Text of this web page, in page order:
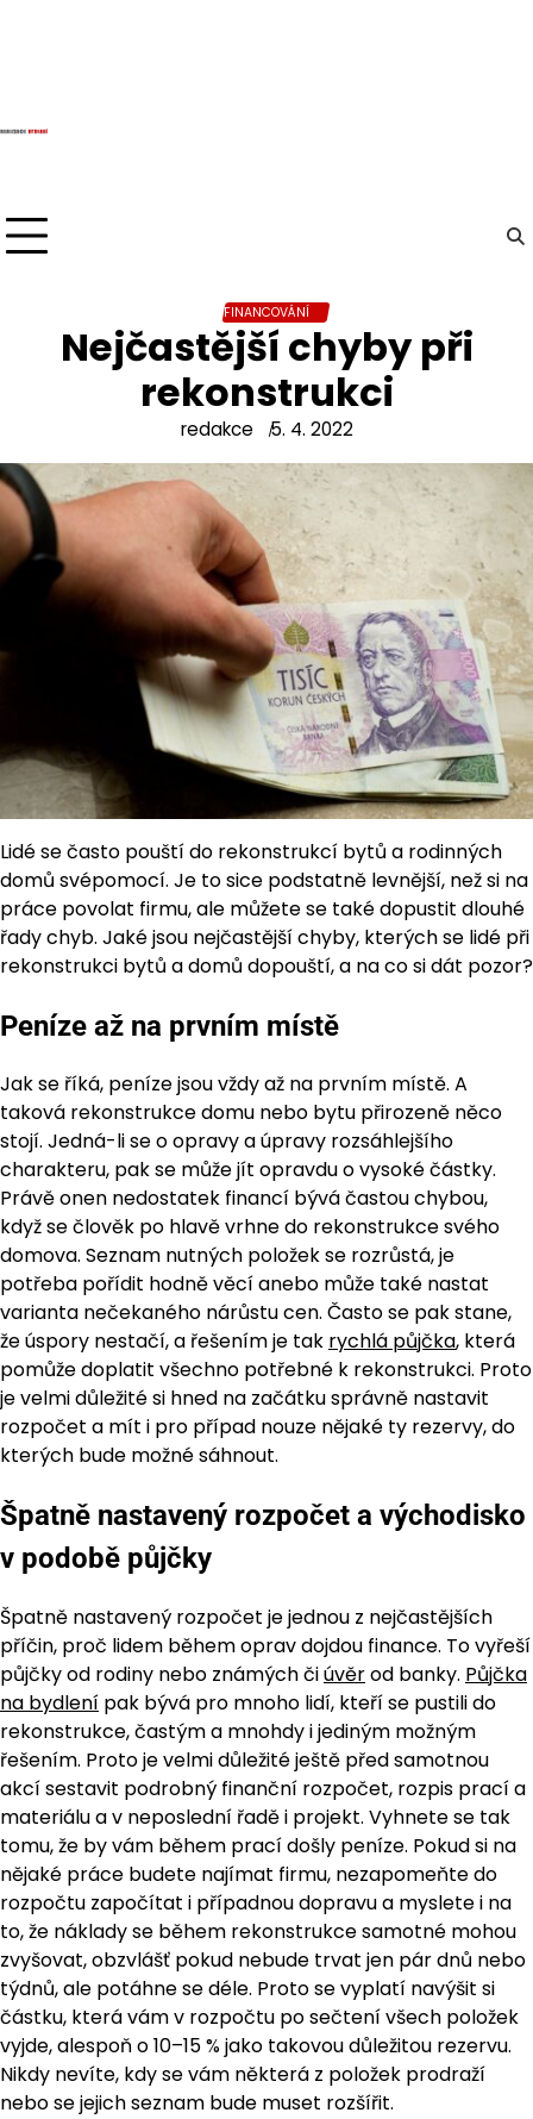
FINANCOVÁNÍ
Nejčastější chyby při
rekonstrukci
redakce 5. 4. 2022
Lidé se často pouští do rekonstrukcí bytů a rodinných
domů svépomocí. Je to sice podstatně levnější, než si na
práce povolat firmu, ale můžete se také dopustit dlouhé
řady chyb. Jaké jsou nejčastější chyby, kterých se lidé při
rekonstrukci bytů a domů dopouští, a na co si dát pozor?
Peníze až na prvním místě
Jak se říká, peníze jsou vždy až na prvním místě. A
taková rekonstrukce domu nebo bytu přirozeně něco
stojí. Jedná-li se o opravy a úpravy rozsáhlejšího
charakteru, pak se může jít opravdu o vysoké částky.
Právě onen nedostatek financí bývá častou chybou,
když se člověk po hlavě vrhne do rekonstrukce svého
domova. Seznam nutných položek se rozrůstá, je
potřeba pořídit hodně věcí anebo může také nastat
varianta nečekaného nárůstu cen. Často se pak stane,
že úspory nestačí, a řešením je tak rychlá půjčka, která
pomůže doplatit všechno potřebné k rekonstrukci. Proto
je velmi důležité si hned na začátku správně nastavit
rozpočet a mít i pro případ nouze nějaké ty rezervy, do
kterých bude možné sáhnout.
Špatně nastavený rozpočet a východisko
v podobě půjčky
Špatně nastavený rozpočet je jednou z nejčastějších
příčin, proč lidem během oprav dojdou finance. To vyřeší
půjčky od rodiny nebo známých čiúvěrod banky. Půjčka
na bydlení pak bývá pro mnoho lidí, kteří se pustili do
rekonstrukce, častým a mnohdy i jediným možným
řešením. Proto je velmi důležité ještě před samotnou
akcí sestavit podrobný finanční rozpočet, rozpis prací a
materiálu a v neposlední řadě i projekt. Vyhnete se tak
tomu, že by vám během prací došly peníze. Pokud si na
nějaké práce budete najímat firmu, nezapomeňte do
rozpočtu započítat i případnou dopravu a myslete i na
to, že náklady se během rekonstrukce samotné mohou
zvyšovat, obzvlášť pokud nebude trvat jen pár dnů nebo
týdnů, ale potáhne se déle. Proto se vyplatí navýšit si
částku, která vám v rozpočtu po sečtení všech položek
vyjde, alespoň o 10–15 % jako takovou důležitou rezervu.
Nikdy nevíte, kdy se vám některá z položek prodraží
nebo se jejich seznam bude muset rozšířit.